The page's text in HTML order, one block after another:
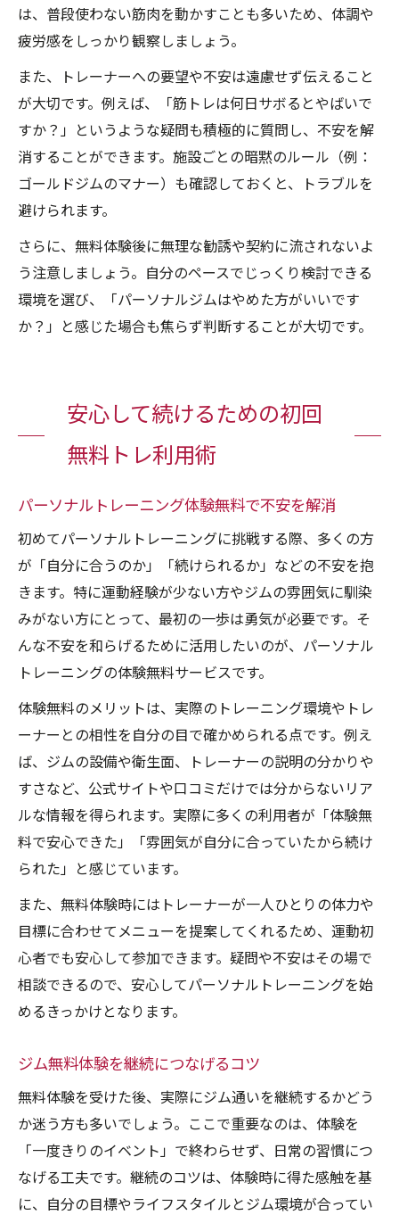
は、普段使わない筋肉を動かすことも多いため、体調や
疲労感をしっかり観察しましょう。
また、トレーナーへの要望や不安は遠慮せず伝えること
が大切です。例えば、「筋トレは何日サボるとやばいで
すか？」というような疑問も積極的に質問し、不安を解
消することができます。施設ごとの暗黙のルール（例：
ゴールドジムのマナー）も確認しておくと、トラブルを
避けられます。
さらに、無料体験後に無理な勧誘や契約に流されないよ
う注意しましょう。自分のペースでじっくり検討できる
環境を選び、「パーソナルジムはやめた方がいいです
か？」と感じた場合も焦らず判断することが大切です。
安心して続けるための初回
無料トレ利用術
パーソナルトレーニング体験無料で不安を解消
初めてパーソナルトレーニングに挑戦する際、多くの方
が「自分に合うのか」「続けられるか」などの不安を抱
きます。特に運動経験が少ない方やジムの雰囲気に馴染
みがない方にとって、最初の一歩は勇気が必要です。そ
んな不安を和らげるために活用したいのが、パーソナル
トレーニングの体験無料サービスです。
体験無料のメリットは、実際のトレーニング環境やトレ
ーナーとの相性を自分の目で確かめられる点です。例え
ば、ジムの設備や衛生面、トレーナーの説明の分かりや
すさなど、公式サイトや口コミだけでは分からないリア
ルな情報を得られます。実際に多くの利用者が「体験無
料で安心できた」「雰囲気が自分に合っていたから続け
られた」と感じています。
また、無料体験時にはトレーナーが一人ひとりの体力や
目標に合わせてメニューを提案してくれるため、運動初
心者でも安心して参加できます。疑問や不安はその場で
相談できるので、安心してパーソナルトレーニングを始
めるきっかけとなります。
ジム無料体験を継続につなげるコツ
無料体験を受けた後、実際にジム通いを継続するかどう
か迷う方も多いでしょう。ここで重要なのは、体験を
「一度きりのイベント」で終わらせず、日常の習慣につ
なげる工夫です。継続のコツは、体験時に得た感触を基
に、自分の目標やライフスタイルとジム環境が合ってい